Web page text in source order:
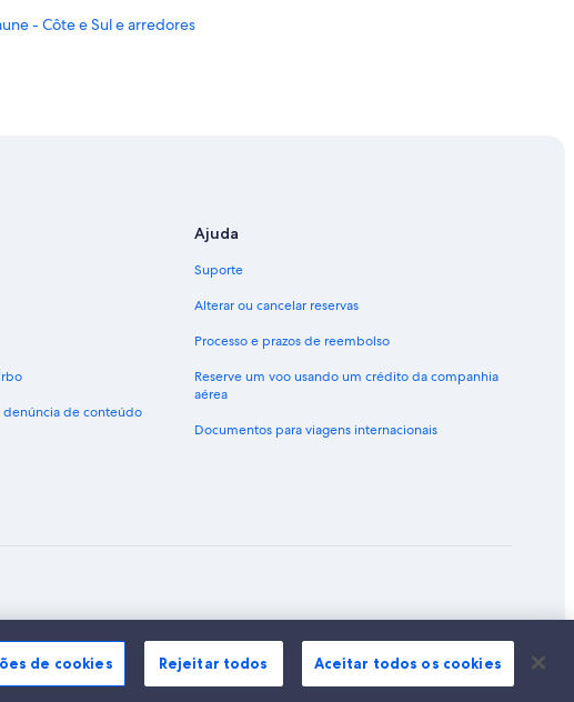
- Côte e Sul e arredores
de conteúdo
Ajuda
Suporte
Alterar ou cancelar reservas
Processo e prazos de reembolso
Reserve um voo usando um crédito da companhia
aérea
Documentos para viagens internacionais
Expedia são marcas registradas da Expedia, Inc.
de cookies Rejeitar todos Aceitar todos os cookies